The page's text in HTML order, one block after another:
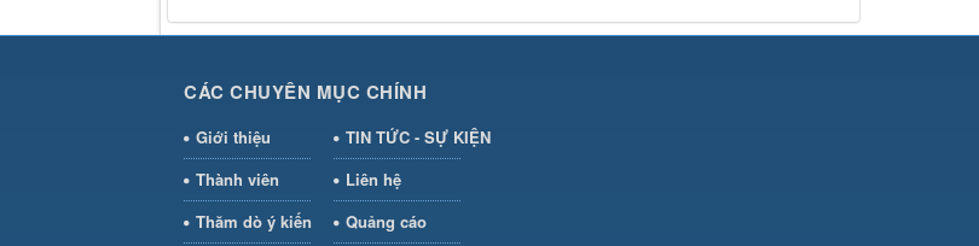
CÁC CHUYÊN MỤC CHÍNH
Giới thiệu
TIN TỨC - SỰ KIỆN
Thành viên
Liên hệ
Thăm dò ý kiến
Quảng cáo